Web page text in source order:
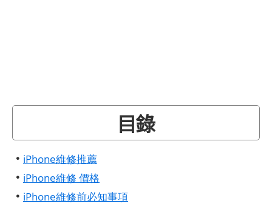
目錄
• iPhone維修推薦
• iPhone維修 價格
• iPhone維修前必知事項